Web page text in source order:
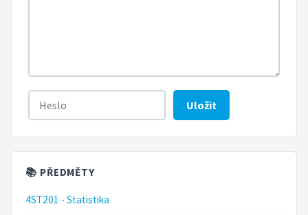
Uložit
📚 PŘEDMĚTY
4ST201 - Statistika